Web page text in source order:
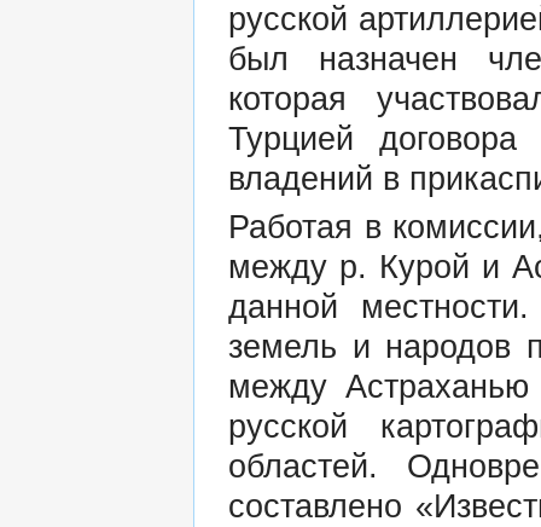
русской
был назначен
которая
Турцией договора
владений в
Работая в
между р. Курой и
данной
земель и народов
между
русской
областей.
составлено